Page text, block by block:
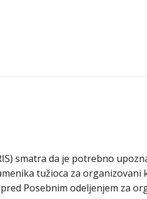
smatra da je potrebno
tužioca za
Posebnim odeljenjem za